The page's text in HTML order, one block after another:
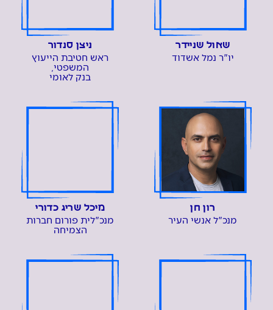
שאול שניידר
יו"ר נמל אשדוד
ניצן סנדור
ראש חטיבת הייעוץ
המשפטי,
בנק לאומי
רון חן
מנכ"ל אנשי העיר
מיכל שריג כדורי
מנכ"לית פורום חברות
הצמיחה